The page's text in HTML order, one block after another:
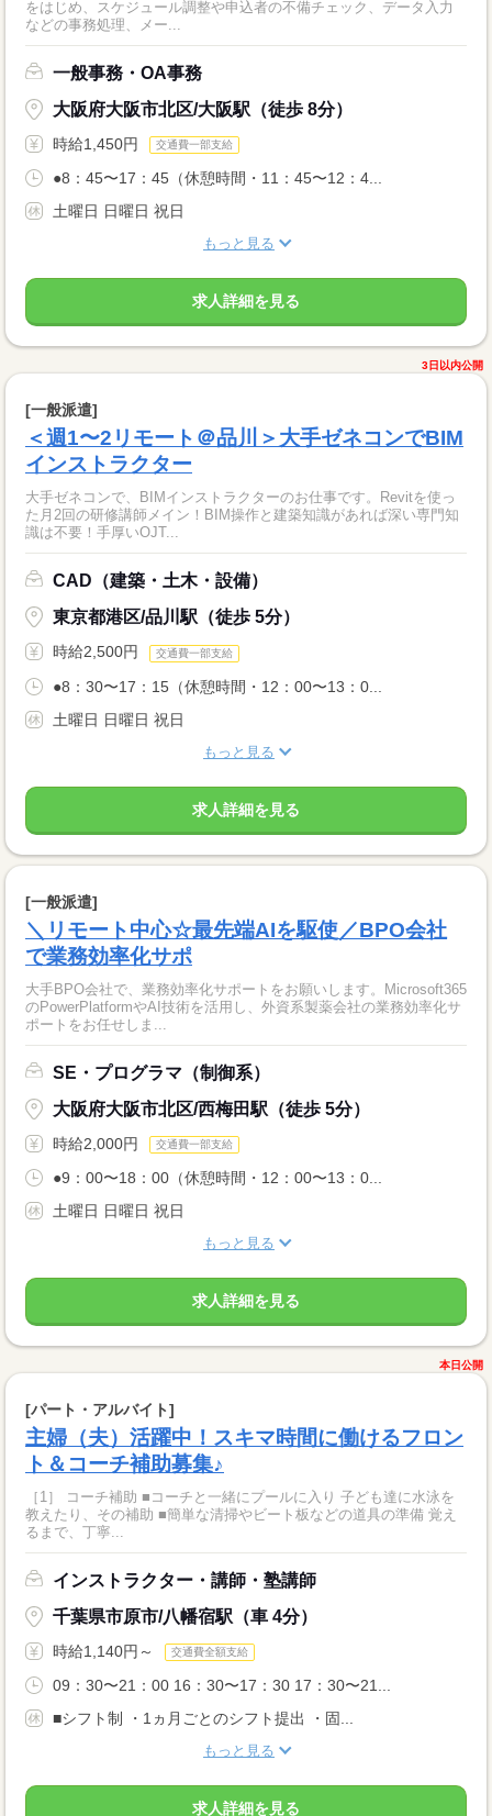
をはじめ、スケジュール調整や申込者の不備チェック、データ入力
などの事務処理、メー...
一般事務・OA事務
大阪府大阪市北区/大阪駅（徒歩 8分）
時給1,450円 交通費一部支給
●8：45〜17：45（休憩時間・11：45〜12：4...
土曜日 日曜日 祝日
もっと見る
求人詳細を見る
3日以内公開
[一般派遣]
＜週1〜2リモート＠品川＞大手ゼネコンでBIM
インストラクター
大手ゼネコンで、BIMインストラクターのお仕事です。Revitを使っ
た月2回の研修講師メイン！BIM操作と建築知識があれば深い専門知
識は不要！手厚いOJT...
CAD（建築・土木・設備）
東京都港区/品川駅（徒歩 5分）
時給2,500円 交通費一部支給
●8：30〜17：15（休憩時間・12：00〜13：0...
土曜日 日曜日 祝日
もっと見る
求人詳細を見る
[一般派遣]
＼リモート中心☆最先端AIを駆使／BPO会社
で業務効率化サポ
大手BPO会社で、業務効率化サポートをお願いします。Microsoft365
のPowerPlatformやAI技術を活用し、外資系製薬会社の業務効率化サ
ポートをお任せしま...
SE・プログラマ（制御系）
大阪府大阪市北区/西梅田駅（徒歩 5分）
時給2,000円 交通費一部支給
●9：00〜18：00（休憩時間・12：00〜13：0...
土曜日 日曜日 祝日
もっと見る
求人詳細を見る
本日公開
[パート・アルバイト]
主婦（夫）活躍中！スキマ時間に働けるフロン
ト＆コーチ補助募集♪
［1］ コーチ補助 ■コーチと一緒にプールに入り 子ども達に水泳を
教えたり、その補助 ■簡単な清掃やビート板などの道具の準備 覚え
るまで、丁寧...
インストラクター・講師・塾講師
千葉県市原市/八幡宿駅（車 4分）
時給1,140円～ 交通費全額支給
09：30〜21：00 16：30〜17：30 17：30〜21...
■シフト制 ・1ヵ月ごとのシフト提出 ・固...
もっと見る
求人詳細を見る